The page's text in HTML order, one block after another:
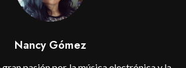
Nancy Gómez